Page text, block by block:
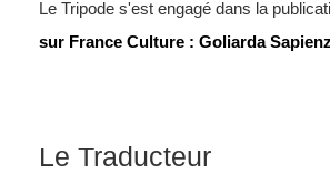
Le Tripode s'est engagé dans la
sur France Culture : Goliarda
Le Traducteur